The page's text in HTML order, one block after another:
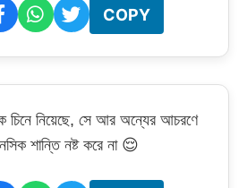
COPY
চিনে নিয়েছে, সে আর অন্যের আচরণে
শান্তি নষ্ট করে না 😌